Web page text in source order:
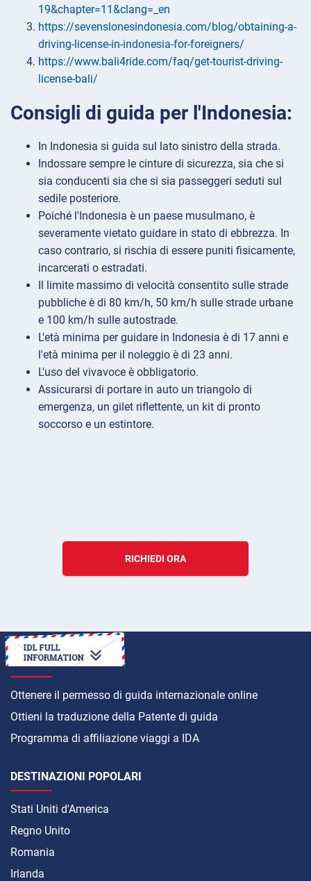
19&chapter=11&clang=_en
https://sevenslonesindonesia.com/blog/obtaining-a-
driving-license-in-indonesia-for-foreigners/
https://www.bali4ride.com/faq/get-tourist-driving-
license-bali/
Consigli di guida per l'Indonesia:
In Indonesia si guida sul lato sinistro della strada.
Indossare sempre le cinture di sicurezza, sia che si
sia conducenti sia che si sia passeggeri seduti sul
sedile posteriore.
Poiché l'Indonesia è un paese musulmano, è
severamente vietato guidare in stato di ebbrezza. In
caso contrario, si rischia di essere puniti fisicamente,
incarcerati o estradati.
Il limite massimo di velocità consentito sulle strade
pubbliche è di 80 km/h, 50 km/h sulle strade urbane
e 100 km/h sulle autostrade.
L'età minima per guidare in Indonesia è di 17 anni e
l'età minima per il noleggio è di 23 anni.
L'uso del vivavoce è obbligatorio.
Assicurarsi di portare in auto un triangolo di
emergenza, un gilet riflettente, un kit di pronto
soccorso e un estintore.
RICHIEDI ORA
COME
Ottenere il permesso di guida internazionale online
Ottieni la traduzione della Patente di guida
Programma di affiliazione viaggi a IDA
DESTINAZIONI POPOLARI
Stati Uniti d'America
Regno Unito
Romania
Irlanda